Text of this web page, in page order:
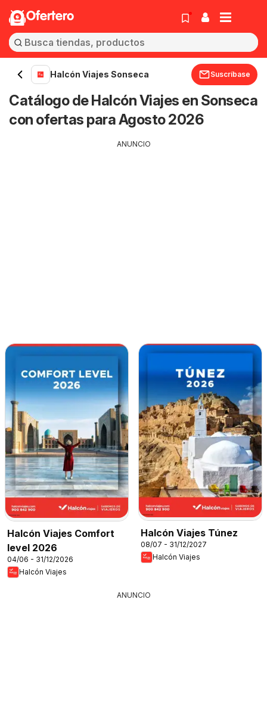
Ofertero
Halcón Viajes Sonseca Suscríbase
Catálogo de Halcón Viajes en Sonseca
con ofertas para Agosto 2026
ANUNCIO
Halcón Viajes Comfort
level 2026
04/06 - 31/12/2026
Halcón Viajes
Halcón Viajes Túnez
08/07 - 31/12/2027
Halcón Viajes
ANUNCIO